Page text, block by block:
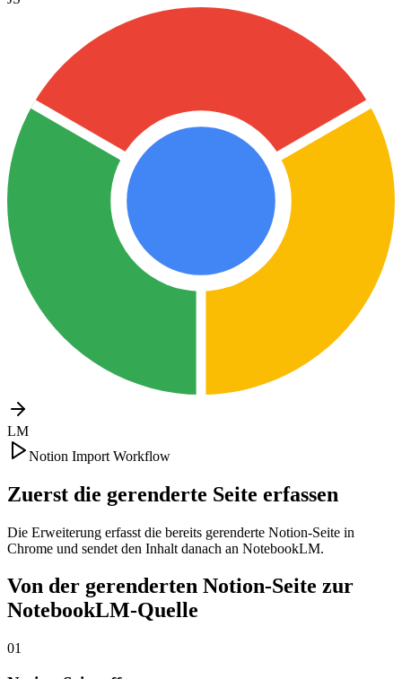
LM
Notion Import Workflow
Zuerst die gerenderte Seite erfassen
Die Erweiterung erfasst die bereits gerenderte Notion-Seite in
Chrome und sendet den Inhalt danach an NotebookLM.
Von der gerenderten Notion-Seite zur
NotebookLM-Quelle
01